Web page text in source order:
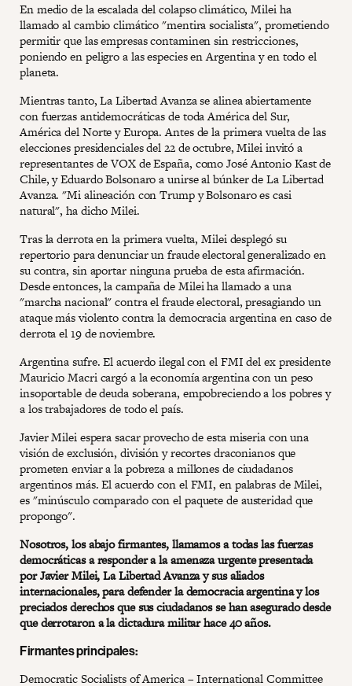
En medio de la escalada del colapso climático, Milei ha
llamado al cambio climático "mentira socialista", prometiendo
permitir que las empresas contaminen sin restricciones,
poniendo en peligro a las especies en Argentina y en todo el
planeta.
Mientras tanto, La Libertad Avanza se alinea abiertamente
con fuerzas antidemocráticas de toda América del Sur,
América del Norte y Europa. Antes de la primera vuelta de las
elecciones presidenciales del 22 de octubre, Milei invitó a
representantes de VOX de España, como José Antonio Kast de
Chile, y Eduardo Bolsonaro a unirse al búnker de La Libertad
Avanza. "Mi alineación con Trump y Bolsonaro es casi
natural", ha dicho Milei.
Tras la derrota en la primera vuelta, Milei desplegó su
repertorio para denunciar un fraude electoral generalizado en
su contra, sin aportar ninguna prueba de esta afirmación.
Desde entonces, la campaña de Milei ha llamado a una
"marcha nacional" contra el fraude electoral, presagiando un
ataque más violento contra la democracia argentina en caso de
derrota el 19 de noviembre.
Argentina sufre. El acuerdo ilegal con el FMI del ex presidente
Mauricio Macri cargó a la economía argentina con un peso
insoportable de deuda soberana, empobreciendo a los pobres y
a los trabajadores de todo el país.
Javier Milei espera sacar provecho de esta miseria con una
visión de exclusión, división y recortes draconianos que
prometen enviar a la pobreza a millones de ciudadanos
argentinos más. El acuerdo con el FMI, en palabras de Milei,
es "minúsculo comparado con el paquete de austeridad que
propongo".
Nosotros, los abajo firmantes, llamamos a todas las fuerzas
democráticas a responder a la amenaza urgente presentada
por Javier Milei, La Libertad Avanza y sus aliados
internacionales, para defender la democracia argentina y los
preciados derechos que sus ciudadanos se han asegurado desde
que derrotaron a la dictadura militar hace 40 años.
Firmantes principales:
Democratic Socialists of America – International Committee